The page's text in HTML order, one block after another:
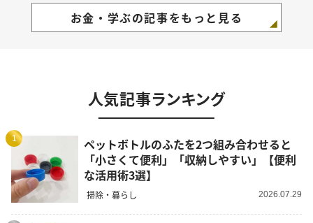
お金・学ぶの記事をもっと見る
人気記事ランキング
1
ペットボトルのふたを2つ組み合わせると
「小さくて便利」「収納しやすい」【便利
な活用術3選】
掃除・暮らし 2026.07.29